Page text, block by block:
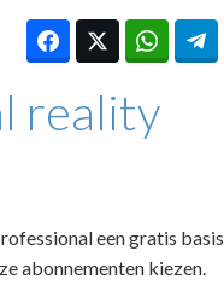
reality
een gratis basis
abonnementen kiezen.